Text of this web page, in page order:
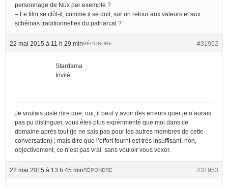
personnage de Nux par exemple ?
– Le film se clôt-il, comme il se doit, sur un retour aux valeurs et aux
schémas traditionnelles du patriarcat ?
22 mai 2015 à 11 h 29 min #31952
RÉPONDRE
Stardama
Invité
Je voulais juste dire que, oui, il peut y avoir des erreurs quer je n’aurais
pas pu distinguer, vous êtes plus expérimenté que moi dans ce
domaine après tout (je ne sais pas pour les autres membres de cette
conversation) ; mais dire que l’effort fourni est très insuffisant, non,
objectivement, ce n’est pas vrai, sans vouloir vous vexer.
22 mai 2015 à 13 h 45 min #31953
RÉPONDRE